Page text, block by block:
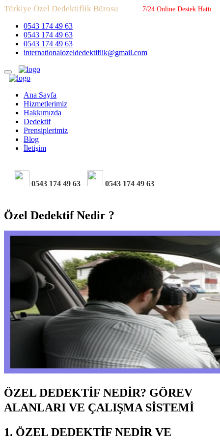
Türkiye Özel Dedektiflik Bürosu 7/24 Online Destek Hattı
0543 174 49 63
0543 174 49 63
0543 174 49 63
internationalozeldedektiflik@gmail.com
Ana Sayfa
Hizmetlerimiz
Hakkımızda
Dedektif
Prensiplerimiz
Blog
İletişim
0543 174 49 63 0543 174 49 63
Özel Dedektif Nedir ?
ÖZEL DEDEKTİF NEDİR? GÖREV
ALANLARI VE ÇALIŞMA SİSTEMİ
1. ÖZEL DEDEKTİF NEDİR VE